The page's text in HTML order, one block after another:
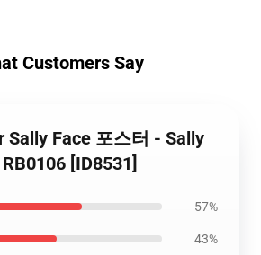
Customers Say
Sally Face 포스터 - Sally
[ID8531]
57%
43%